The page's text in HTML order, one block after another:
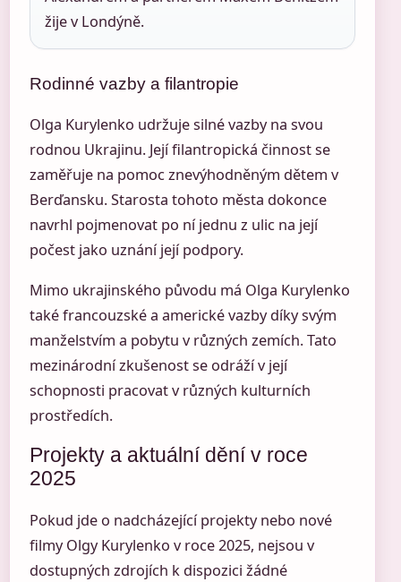
žije v Londýně.
Rodinné vazby a filantropie
Olga Kurylenko udržuje silné vazby na svou
rodnou Ukrajinu. Její filantropická činnost se
zaměřuje na pomoc znevýhodněným dětem v
Berďansku. Starosta tohoto města dokonce
navrhl pojmenovat po ní jednu z ulic na její
počest jako uznání její podpory.
Mimo ukrajinského původu má Olga Kurylenko
také francouzské a americké vazby díky svým
manželstvím a pobytu v různých zemích. Tato
mezinárodní zkušenost se odráží v její
schopnosti pracovat v různých kulturních
prostředích.
Projekty a aktuální dění v roce
2025
Pokud jde o nadcházející projekty nebo nové
filmy Olgy Kurylenko v roce 2025, nejsou v
dostupných zdrojích k dispozici žádné